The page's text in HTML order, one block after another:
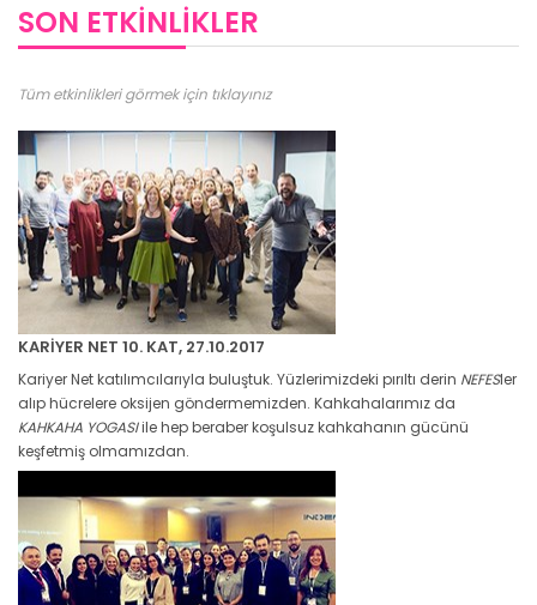
SON ETKİNLİKLER
Tüm etkinlikleri görmek için tıklayınız
KARİYER NET 10. KAT, 27.10.2017
Kariyer Net katılımcılarıyla buluştuk. Yüzlerimizdeki pırıltı derin NEFESler
alıp hücrelere oksijen göndermemizden. Kahkahalarımız da
KAHKAHA YOGASIile hep beraber koşulsuz kahkahanın gücünü
keşfetmiş olmamızdan.